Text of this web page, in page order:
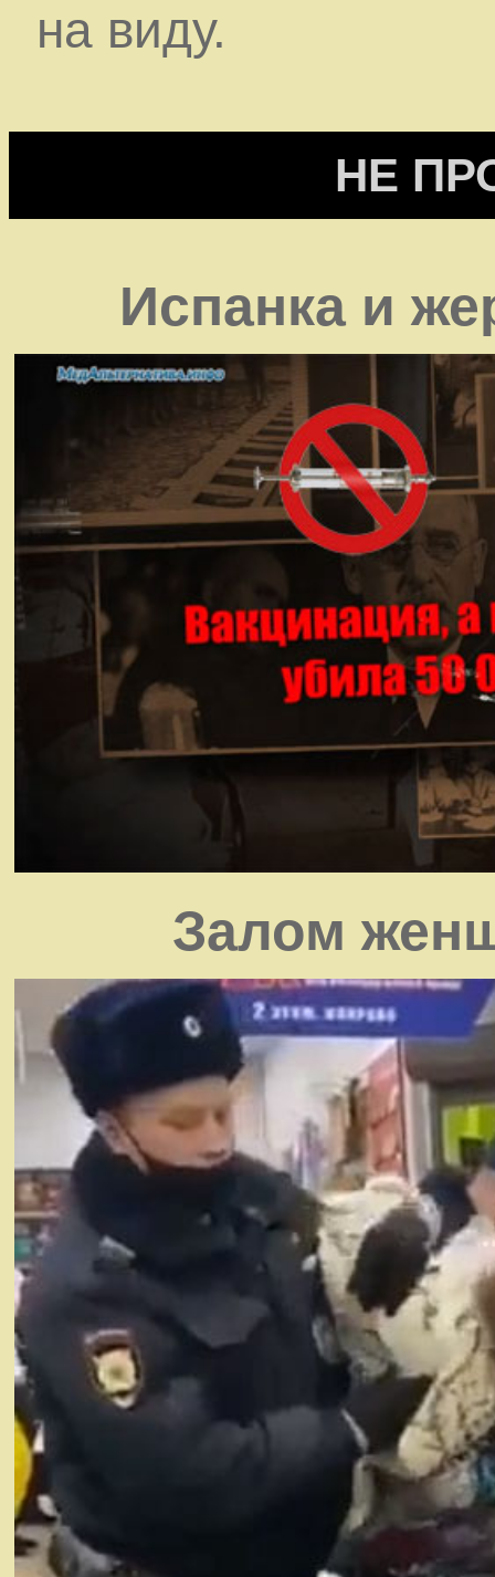
на виду.
НЕ
Испанка и
Залом